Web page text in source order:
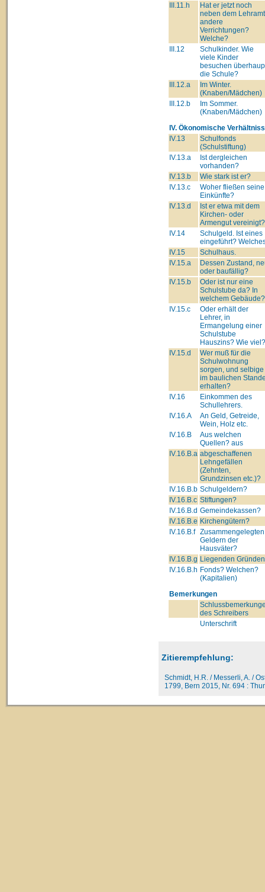
III.11.h
Hat er jetzt noch
neben dem
andere
Verrichtungen?
Welche?
III.12
Schulkinder. Wie
viele Kinder
besuchen
die Schule?
III.12.a
Im Winter.
(Knaben/Mädchen)
III.12.b
Im Sommer.
(Knaben/Mädchen)
IV. Ökonomische
IV.13
Schulfonds
(Schulstiftung)
IV.13.a
Ist dergleichen
vorhanden?
IV.13.b
Wie stark ist er?
IV.13.c
Woher fließen seine
Einkünfte?
IV.13.d
Ist er etwa mit dem
Kirchen- oder
Armengut vereinigt?
IV.14
Schulgeld. Ist eines
eingeführt?
IV.15
Schulhaus.
IV.15.a
Dessen Zustand,
oder baufällig?
IV.15.b
Oder ist nur eine
Schulstube da? In
welchem Gebäude?
IV.15.c
Oder erhält der
Lehrer, in
Ermangelung einer
Schulstube
Hauszins? Wie viel?
IV.15.d
Wer muß für die
Schulwohnung
sorgen, und selbige
im baulichen
erhalten?
IV.16
Einkommen des
Schullehrers.
IV.16.A
An Geld, Getreide,
Wein, Holz etc.
IV.16.B
Aus welchen
Quellen? aus
IV.16.B.a abgeschaffenen
Lehngefällen
(Zehnten,
Grundzinsen etc.)?
IV.16.B.b Schulgeldern?
IV.16.B.c Stiftungen?
IV.16.B.d Gemeindekassen?
IV.16.B.e Kirchengütern?
IV.16.B.f Zusammengelegten
Geldern der
Hausväter?
IV.16.B.g Liegenden
IV.16.B.h Fonds? Welchen?
(Kapitalien)
Bemerkungen
des Schreibers
Unterschrift
Zitierempfehlung:
Schmidt, H.R. / Messerli, A. /
1799, Bern 2015, Nr. 694 :